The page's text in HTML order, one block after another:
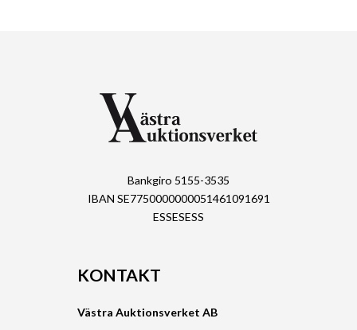
Bankgiro 5155-3535
IBAN SE7750000000051461091691
ESSESESS
KONTAKT
Västra Auktionsverket AB